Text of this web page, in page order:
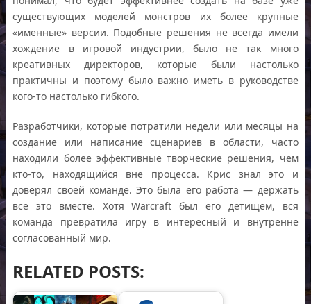
существующих моделей монстров их более крупные
«именные» версии. Подобные решения не всегда имели
хождение в игровой индустрии, было не так много
креативных директоров, которые были настолько
практичны и поэтому было важно иметь в руководстве
кого-то настолько гибкого.
Разработчики, которые потратили недели или месяцы на
создание или написание сценариев в области, часто
находили более эффективные творческие решения, чем
кто-то, находящийся вне процесса. Крис знал это и
доверял своей команде. Это была его работа — держать
все это вместе. Хотя Warcraft был его детищем, вся
команда превратила игру в интересный и внутренне
согласованный мир.
RELATED POSTS: